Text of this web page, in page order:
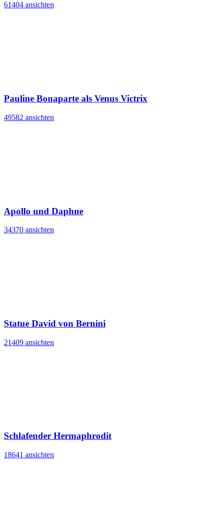
61404 ansichten
Pauline Bonaparte als Venus Victrix
49582 ansichten
Apollo und Daphne
34370 ansichten
Statue David von Bernini
21409 ansichten
Schlafender Hermaphrodit
18641 ansichten